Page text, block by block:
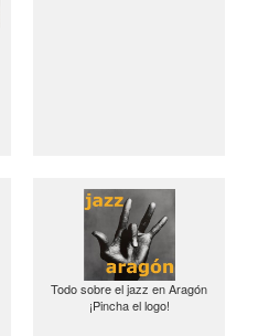
Todo sobre el jazz en Aragón
¡Pincha el logo!